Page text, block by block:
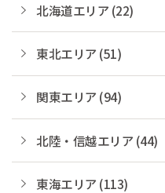
北海道エリア (22)
東北エリア (51)
関東エリア (94)
北陸・信越エリア (44)
東海エリア (113)